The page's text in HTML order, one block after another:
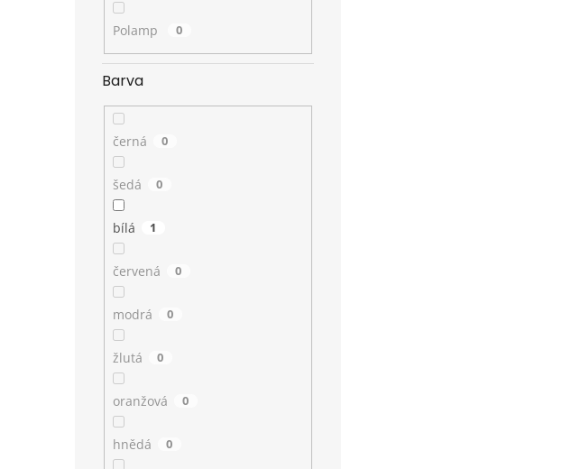
Polamp 0
Barva
černá 0
šedá 0
bílá 1
červená 0
modrá 0
žlutá 0
oranžová 0
hnědá 0